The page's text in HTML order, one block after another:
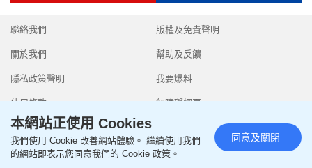
聯絡我們
關於我們
隱私政策聲明
使用條款
版權及免責聲明
幫助及反饋
我要爆料
無障礙網頁
Copyright © 2026 SingTao Ltd.All rights reserved.
本網站正使用 Cookies
我們使用 Cookie 改善網站體驗。 繼續使用我們
的網站即表示您同意我們的 Cookie 政策。
同意及關閉